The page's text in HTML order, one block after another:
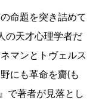
命題を突き詰めて
の天才心理学者だ
マンとトヴェルス
にも革命を齎(も
で著者が見落とし